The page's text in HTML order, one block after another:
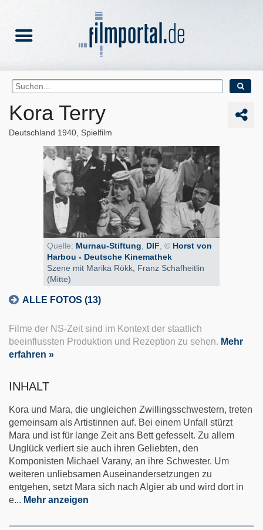
Kora Terry
Deutschland 1940 Spielfilm
Quelle: Murnau-Stiftung DIF , © Horst von
Harbou - Deutsche Kinemathek
Szene mit Marika Rökk, Franz Schafheitlin
(Mitte)
ALLE FOTOS (13)
Filme der NS-Zeit sind im Kontext der staatlich
beeinflussten Produktion und Rezeption zu sehen. Mehr
erfahren »
INHALT
Kora und Mara, die ungleichen Zwillingsschwestern, treten
gemeinsam als Artistinnen auf. Bei einem Unfall stürzt
Mara und ist für lange Zeit ans Bett gefesselt. Zu allem
Unglück verliert sie auch ihren Geliebten, den
Komponisten Michael Varany, an ihre Schwester. Um
weiteren unliebsamen Auseinandersetzungen zu
entgehen, setzt Mara sich nach Algier ab und wird dort in
e... Mehr anzeigen